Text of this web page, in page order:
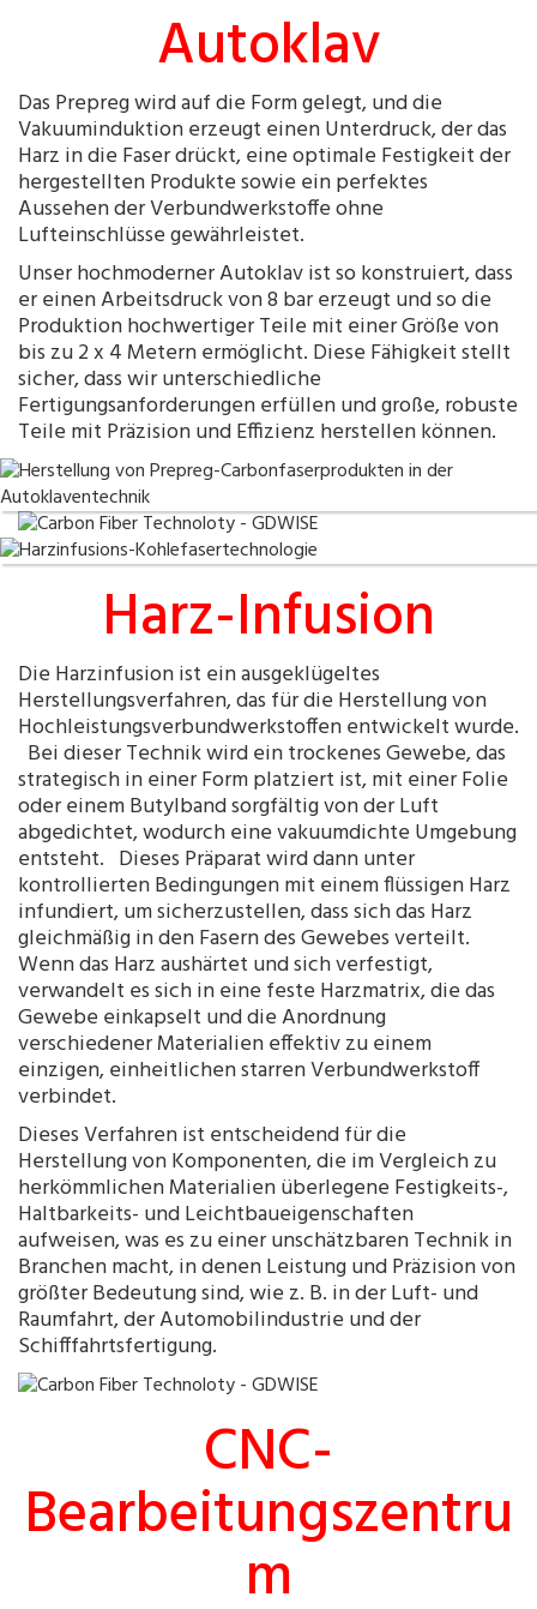
Autoklav
Das Prepreg wird auf die Form gelegt, und die
Vakuuminduktion erzeugt einen Unterdruck, der das
Harz in die Faser drückt, eine optimale Festigkeit der
hergestellten Produkte sowie ein perfektes
Aussehen der Verbundwerkstoffe ohne
Lufteinschlüsse gewährleistet.
Unser hochmoderner Autoklav ist so konstruiert, dass
er einen Arbeitsdruck von 8 bar erzeugt und so die
Produktion hochwertiger Teile mit einer Größe von
bis zu 2 x 4 Metern ermöglicht. Diese Fähigkeit stellt
sicher, dass wir unterschiedliche
Fertigungsanforderungen erfüllen und große, robuste
Teile mit Präzision und Effizienz herstellen können.
Harz-Infusion
Die Harzinfusion ist ein ausgeklügeltes
Herstellungsverfahren, das für die Herstellung von
Hochleistungsverbundwerkstoffen entwickelt wurde.
Bei dieser Technik wird ein trockenes Gewebe, das
strategisch in einer Form platziert ist, mit einer Folie
oder einem Butylband sorgfältig von der Luft
abgedichtet, wodurch eine vakuumdichte Umgebung
entsteht. Dieses Präparat wird dann unter
kontrollierten Bedingungen mit einem flüssigen Harz
infundiert, um sicherzustellen, dass sich das Harz
gleichmäßig in den Fasern des Gewebes verteilt.
Wenn das Harz aushärtet und sich verfestigt,
verwandelt es sich in eine feste Harzmatrix, die das
Gewebe einkapselt und die Anordnung
verschiedener Materialien effektiv zu einem
einzigen, einheitlichen starren Verbundwerkstoff
verbindet.
Dieses Verfahren ist entscheidend für die
Herstellung von Komponenten, die im Vergleich zu
herkömmlichen Materialien überlegene Festigkeits-,
Haltbarkeits- und Leichtbaueigenschaften
aufweisen, was es zu einer unschätzbaren Technik in
Branchen macht, in denen Leistung und Präzision von
größter Bedeutung sind, wie z. B. in der Luft- und
Raumfahrt, der Automobilindustrie und der
Schifffahrtsfertigung.
CNC-
Bearbeitungszentru
m